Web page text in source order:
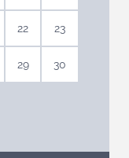
22 23
29 30